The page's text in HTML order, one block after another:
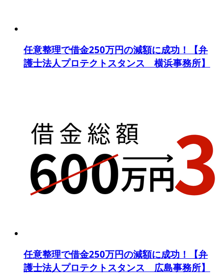
任意整理で借金250万円の減額に成功！【弁
護士法人プロテクトスタンス 横浜事務所】
任意整理で借金250万円の減額に成功！【弁
護士法人プロテクトスタンス 広島事務所】